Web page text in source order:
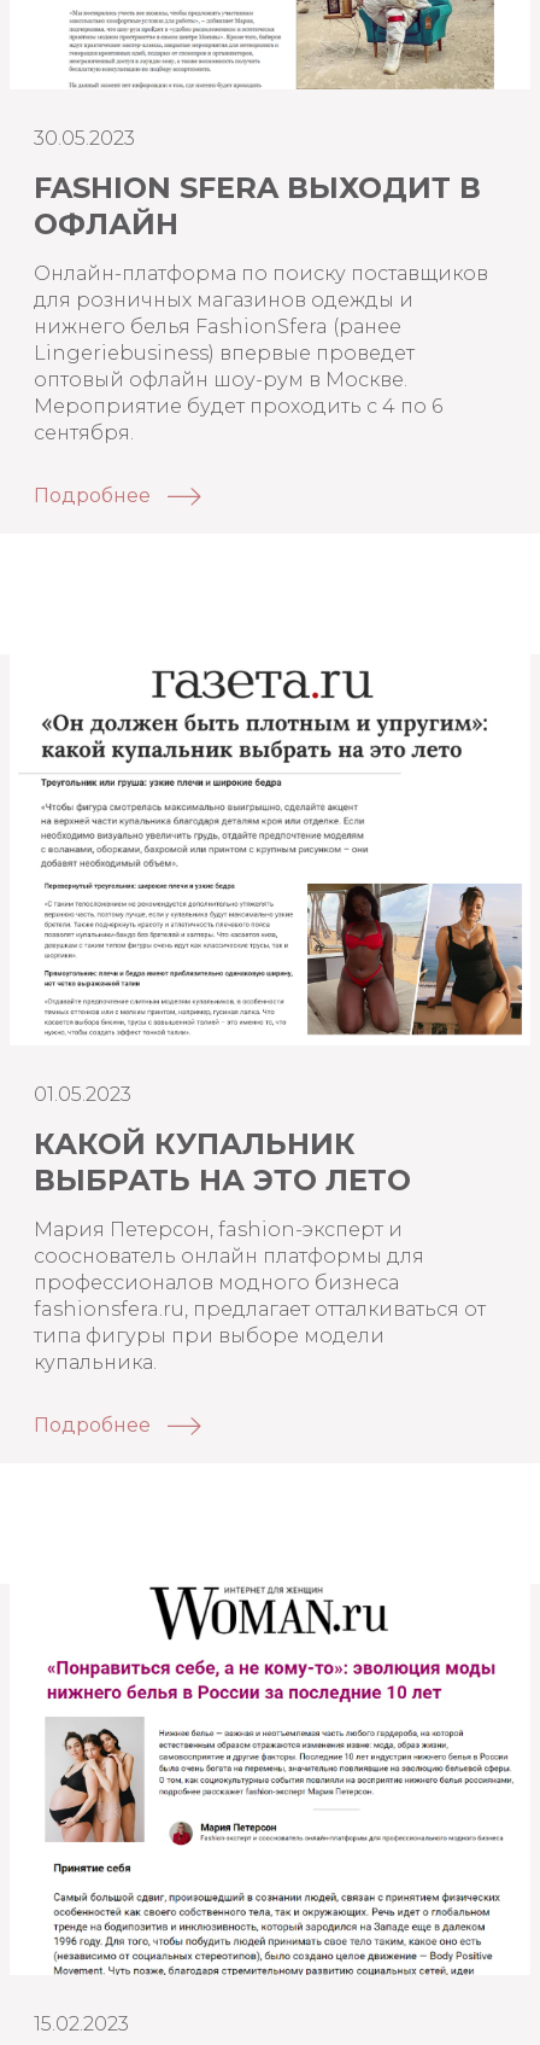
30.05.2023
FASHION SFERA ВЫХОДИТ В
ОФЛАЙН
Онлайн-платформа по поиску поставщиков
для розничных магазинов одежды и
нижнего белья FashionSfera (ранее
Lingeriebusiness) впервые проведет
оптовый офлайн шоу-рум в Москве.
Мероприятие будет проходить с 4 по 6
сентября.
Подробнее
01.05.2023
КАКОЙ КУПАЛЬНИК
ВЫБРАТЬ НА ЭТО ЛЕТО
Мария Петерсон, fashion-эксперт и
сооснователь онлайн платформы для
профессионалов модного бизнеса
fashionsfera.ru, предлагает отталкиваться от
типа фигуры при выборе модели
купальника.
Подробнее
15.02.2023